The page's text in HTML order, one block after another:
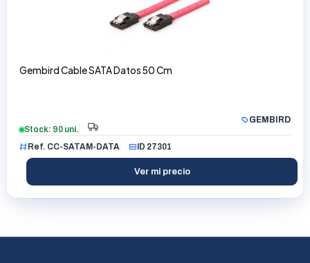
Gembird Cable SATA Datos 50 Cm
GEMBIRD
Stock: 90 uni.
Ref. CC-SATAM-DATA
ID 27301
Ver mi precio